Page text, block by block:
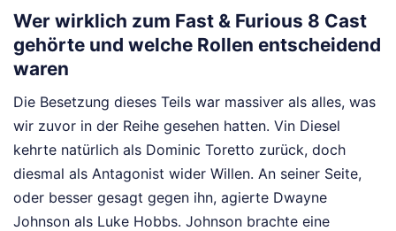
Wer wirklich zum Fast & Furious 8 Cast
gehörte und welche Rollen entscheidend
waren
Die Besetzung dieses Teils war massiver als alles, was
wir zuvor in der Reihe gesehen hatten. Vin Diesel
kehrte natürlich als Dominic Toretto zurück, doch
diesmal als Antagonist wider Willen. An seiner Seite,
oder besser gesagt gegen ihn, agierte Dwayne
Johnson als Luke Hobbs. Johnson brachte eine